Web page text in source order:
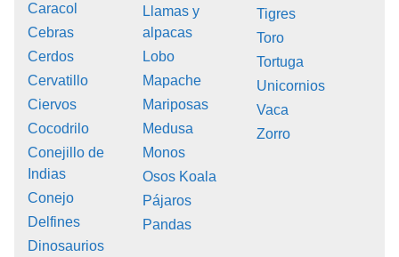
Caracol
Cebras
Cerdos
Cervatillo
Ciervos
Cocodrilo
Conejillo de
Indias
Conejo
Delfines
Dinosaurios
Llamas y
alpacas
Lobo
Mapache
Mariposas
Medusa
Monos
Osos Koala
Pájaros
Pandas
Tigres
Toro
Tortuga
Unicornios
Vaca
Zorro